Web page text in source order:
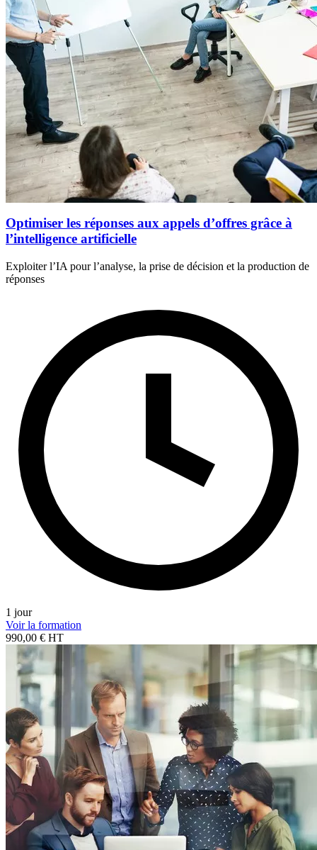
Optimiser les réponses aux appels d’offres grâce à
l’intelligence artificielle
Exploiter l’IA pour l’analyse, la prise de décision et la production de
réponses
1 jour
Voir la formation
990,00 € HT